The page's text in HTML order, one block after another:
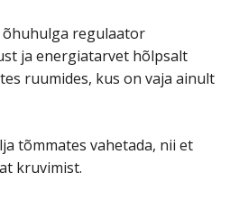
regulaator
ja energiatarvet hõlpsalt
ruumides, kus on vaja ainult
tõmmates vahetada, nii et
kruvimist.